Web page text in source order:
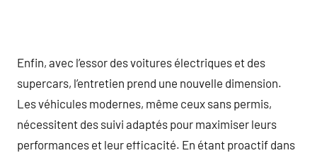
Enfin, avec l’essor des voitures électriques et des
supercars, l’entretien prend une nouvelle dimension.
Les véhicules modernes, même ceux sans permis,
nécessitent des suivi adaptés pour maximiser leurs
performances et leur efficacité. En étant proactif dans